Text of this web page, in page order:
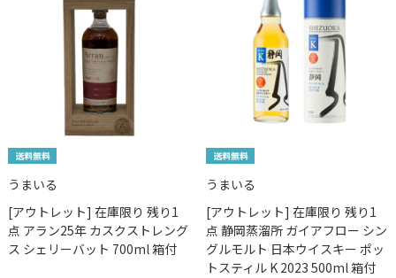
うまいる
[アウトレット] 在庫限り 残り1
点 アラン25年 カスクストレング
ス シェリーバット 700ml 箱付
うまいる
[アウトレット] 在庫限り 残り1
点 静岡蒸溜所 ガイアフロー シン
グルモルト 日本ウイスキー ポッ
トスティル K 2023 500ml 箱付